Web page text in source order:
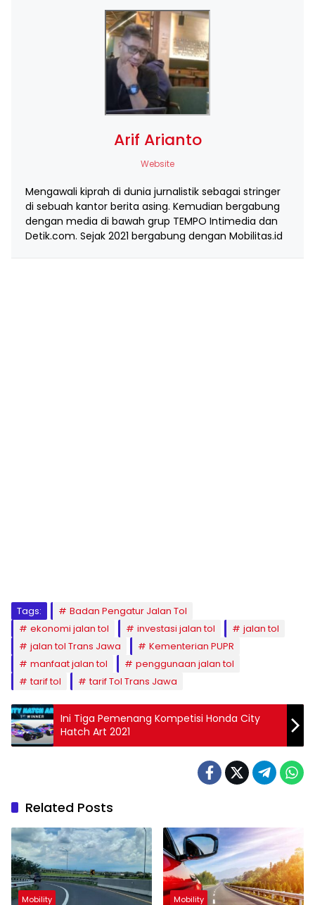
Arif Arianto
Website
Mengawali kiprah di dunia jurnalistik sebagai stringer
di sebuah kantor berita asing. Kemudian bergabung
dengan media di bawah grup TEMPO Intimedia dan
Detik.com. Sejak 2021 bergabung dengan Mobilitas.id
Tags:
Badan Pengatur Jalan Tol
ekonomi jalan tol
investasi jalan tol
jalan tol
jalan tol Trans Jawa
Kementerian PUPR
manfaat jalan tol
penggunaan jalan tol
tarif tol
tarif Tol Trans Jawa
Ini Tiga Pemenang Kompetisi Honda City
Hatch Art 2021
Related Posts
Mobility Mobility